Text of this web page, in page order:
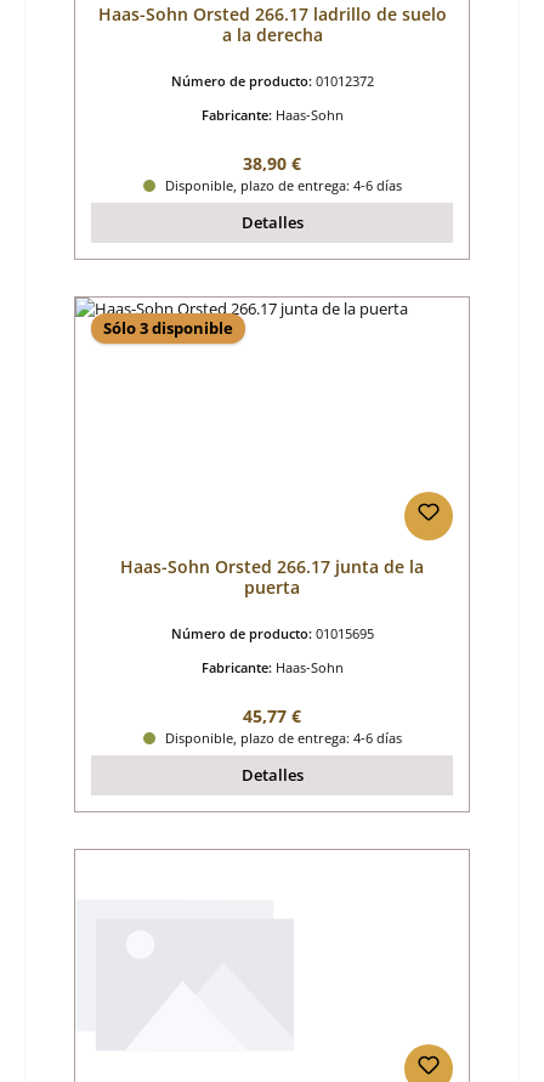
Haas-Sohn Orsted 266.17 ladrillo de suelo
a la derecha
Número de producto: 01012372
Fabricante: Haas-Sohn
Precio normal:
38,90 €
Disponible, plazo de entrega: 4-6 días
Detalles
Sólo 3 disponible
Haas-Sohn Orsted 266.17 junta de la
puerta
Número de producto: 01015695
Fabricante: Haas-Sohn
Precio normal:
45,77 €
Disponible, plazo de entrega: 4-6 días
Detalles